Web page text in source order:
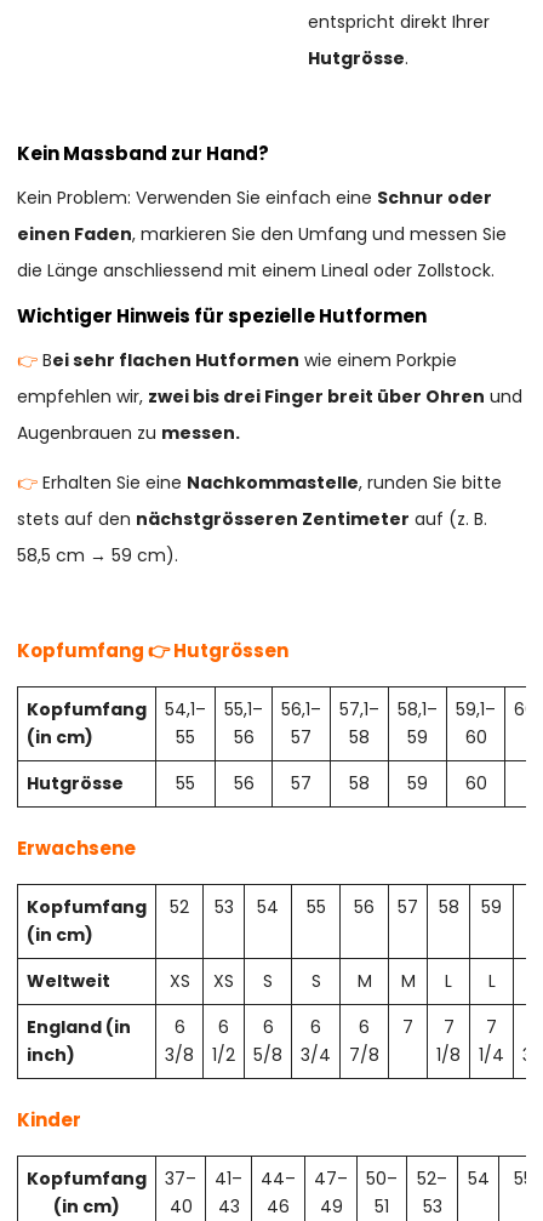
entspricht direkt Ihrer
Hutgrösse.
Kein Massband zur Hand?
Kein Problem: Verwenden Sie einfach eine Schnur oder
einen Faden, markieren Sie den Umfang und messen Sie
die Länge anschliessend mit einem Lineal oder Zollstock.
Wichtiger Hinweis für spezielle Hutformen
👉Bei sehr flachen Hutformen wie einem Porkpie
empfehlen wir, zwei bis drei Finger breit über Ohren und
Augenbrauen zu messen.
👉Erhalten Sie eine Nachkommastelle, runden Sie bitte
stets auf den nächstgrösseren Zentimeter auf (z. B.
58,5 cm → 59 cm).
Kopfumfang 👉 Hutgrössen
Kopfumfang
(in cm)
54,1–
55
55,1–
56
56,1–
57
57,1–
58
58,1–
59
59,1–
60
Hutgrösse
55 56 57 58 59 60
Erwachsene
Kopfumfang
(in cm)
52 53 54 55 56 57 58 59
Weltweit XS XS S S M M L L
England (in
inch)
6
3/8
6
1/2
6
5/8
6
3/4
6
7/8
7
7
1/8
7
1/4
Kinder
Kopfumfang
(in cm)
37–
40
41–
43
44–
46
47–
49
50–
51
52–
53
54 55